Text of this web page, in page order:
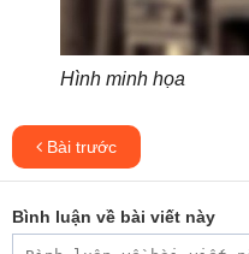
Hình minh họa
Bài trước
Bình luận về bài viết này